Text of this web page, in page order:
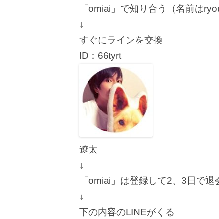
「omiai」で知り合う（名前は
↓
すぐにラインを交換
ID：66tyrt
遼太
↓
「omiai」は登録して2、3日で退
↓
下の内容のLINEがくる